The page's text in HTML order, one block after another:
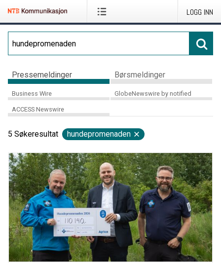
LOGG INN
Pressemeldinger Børsmeldinger
Business Wire GlobeNewswire by notified
ACCESS Newswire
5 Søkeresultat hundepromenaden